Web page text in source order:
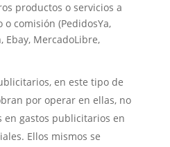
productos o servicios a
comisión (PedidosYa,
Ebay, MercadoLibre,
en este tipo de
por operar en ellas, no
en gastos publicitarios en
Ellos mismos se